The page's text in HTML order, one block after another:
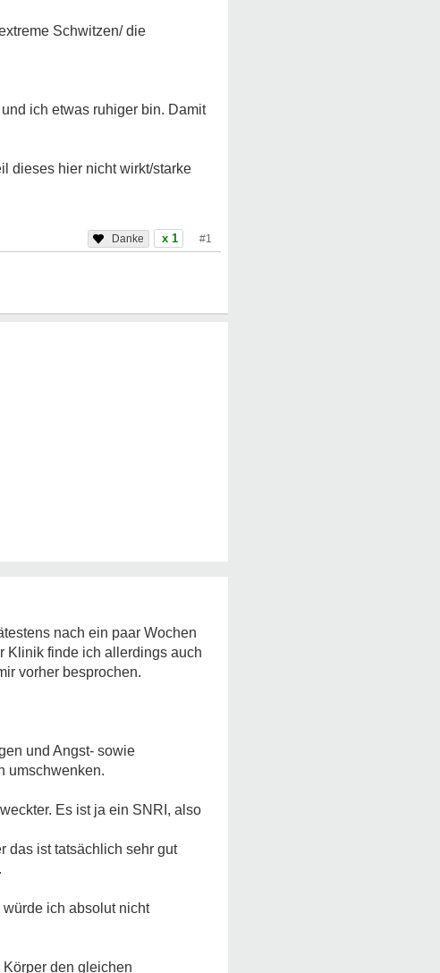
Schwitzen/ die
ich etwas ruhiger bin. Damit
dieses hier nicht wirkt/starke
x 1 #1
nach ein paar Wochen
Klinik finde ich allerdings auch
vorher besprochen.
und Angst- sowie
umschwenken.
Es ist ja ein SNRI, also
das ist tatsächlich sehr gut
ich absolut nicht
den gleichen